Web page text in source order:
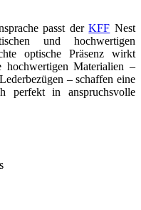
passt derKFF Nest
und hochwertigen
optische Präsenz wirkt
Materialien –
– schaffen eine
perfekt in anspruchsvolle